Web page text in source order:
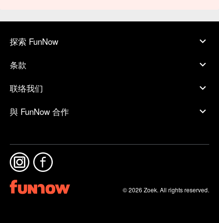
探索 FunNow
条款
联络我们
與 FunNow 合作
© 2026 Zoek. All rights reserved.